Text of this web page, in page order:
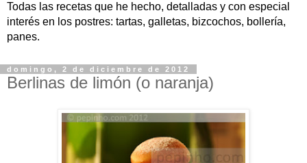
Todas las recetas que he hecho, detalladas y con especial
interés en los postres: tartas, galletas, bizcochos, bollería,
panes.
domingo, 2 de diciembre de 2012
Berlinas de limón (o naranja)